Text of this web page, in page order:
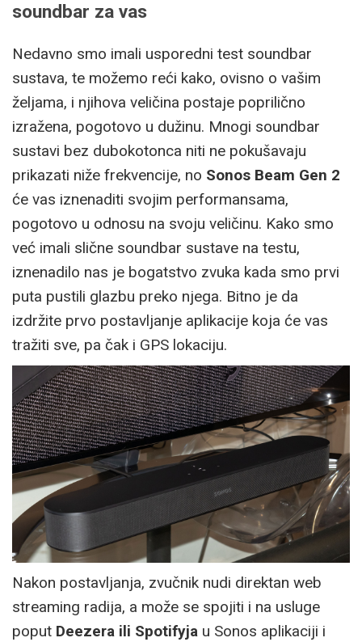
soundbar za vas
Nedavno smo imali usporedni test soundbar
sustava, te možemo reći kako, ovisno o vašim
željama, i njihova veličina postaje poprilično
izražena, pogotovo u dužinu. Mnogi soundbar
sustavi bez dubokotonca niti ne pokušavaju
prikazati niže frekvencije, no Sonos Beam Gen 2
će vas iznenaditi svojim performansama,
pogotovo u odnosu na svoju veličinu. Kako smo
već imali slične soundbar sustave na testu,
iznenadilo nas je bogatstvo zvuka kada smo prvi
puta pustili glazbu preko njega. Bitno je da
izdržite prvo postavljanje aplikacije koja će vas
tražiti sve, pa čak i GPS lokaciju.
Nakon postavljanja, zvučnik nudi direktan web
streaming radija, a može se spojiti i na usluge
poput Deezera ili Spotifyja u Sonos aplikaciji i